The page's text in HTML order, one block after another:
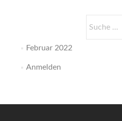
nach:
Februar 2022
Anmelden